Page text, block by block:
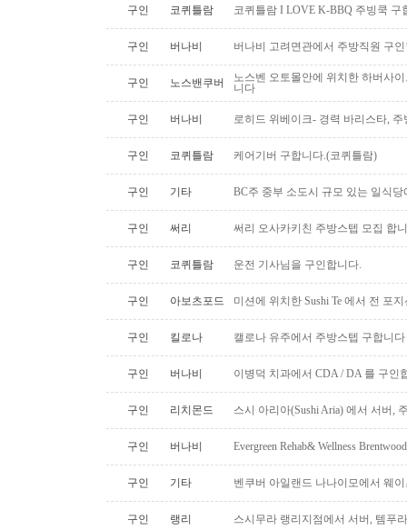
구인 코퀴틀람 코퀴틀람 I LOVE K-BBQ 주빙쿡 구
구인 버나비 버나비 고려면관에서 주방직원 구
구인 노스밴쿠버
노스벤 오토몰안에 위치한 하버사
니다
구인 버나비 로히드 위베이크- 경력 바리스타, 주
구인 코퀴틀람 케어기버 구합니다.(코퀴틀람)
구인 기타 BC주 중부 소도시 규모 있는 일식
구인 써리 써리 오사카키친 주방스텝 모집 합
구인 코퀴틀람 운전 기사님을 구인합니다.
구인 아보츠포드 미션에 위치한 Sushi Te 에서 전 포
구인 킬로나 캘로나 유주에서 주방스텝 구합니다
구인 버나비 이병덕 치과에서 CDA / DA 를 구인
구인 리치몬드 스시 아리아(Sushi Aria) 에서 서버,
구인 버나비 Evergreen Rehab& Wellness
구인 기타 벤쿠버 아일랜드 나나이모에서 웨
구인 랭리 스시무라 랭리지점에서 서버, 템푸